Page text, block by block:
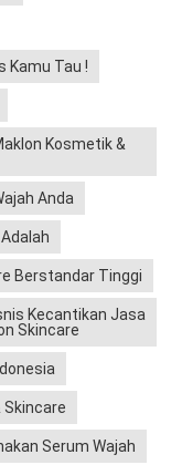
Kamu Tau !
Kosmetik &
Anda
Berstandar Tinggi
Kecantikan Jasa
Skincare
Skincare
Serum Wajah